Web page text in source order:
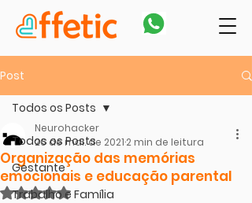
Post
Todos os Posts
Gestante
Trabalho e Família
Todos os Posts
Organização das memórias
emocionais e educação parental
Neurohacker
26 de mai. de 2021 2 min de leitura
Avaliado com NaN de 5 estrelas.